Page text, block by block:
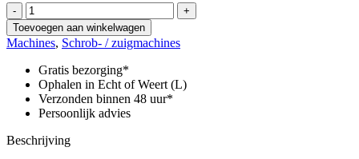
-
B
200
R
+
D
75
aantal
+
Toevoegen aan winkelwagen
Machines, Schrob- / zuigmachines
Gratis bezorging*
Ophalen in Echt of Weert (L)
Verzonden binnen 48 uur*
Persoonlijk advies
Beschrijving